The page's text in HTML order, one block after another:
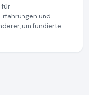
für
und
um fundierte